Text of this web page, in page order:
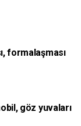
formalaşması
göz yuvaları